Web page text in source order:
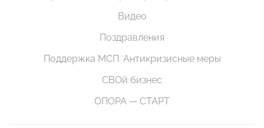
Видео
Поздравления
Поддержка МСП. Антикризисные меры
СВОй бизнес
ОПОРА — СТАРТ